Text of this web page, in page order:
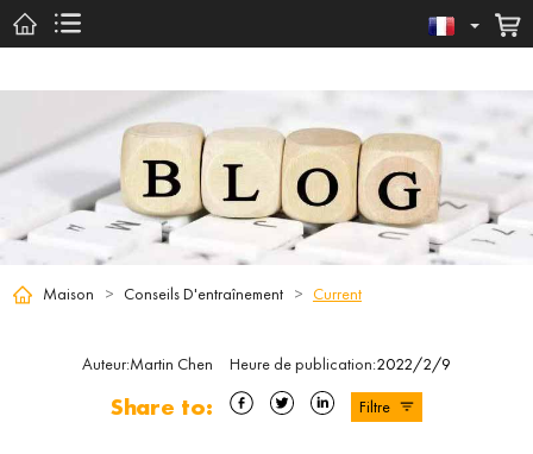
Maison > Conseils D'entraînement > Current
Auteur:Martin Chen Heure de publication:2022/2/9
Share to: Filtre